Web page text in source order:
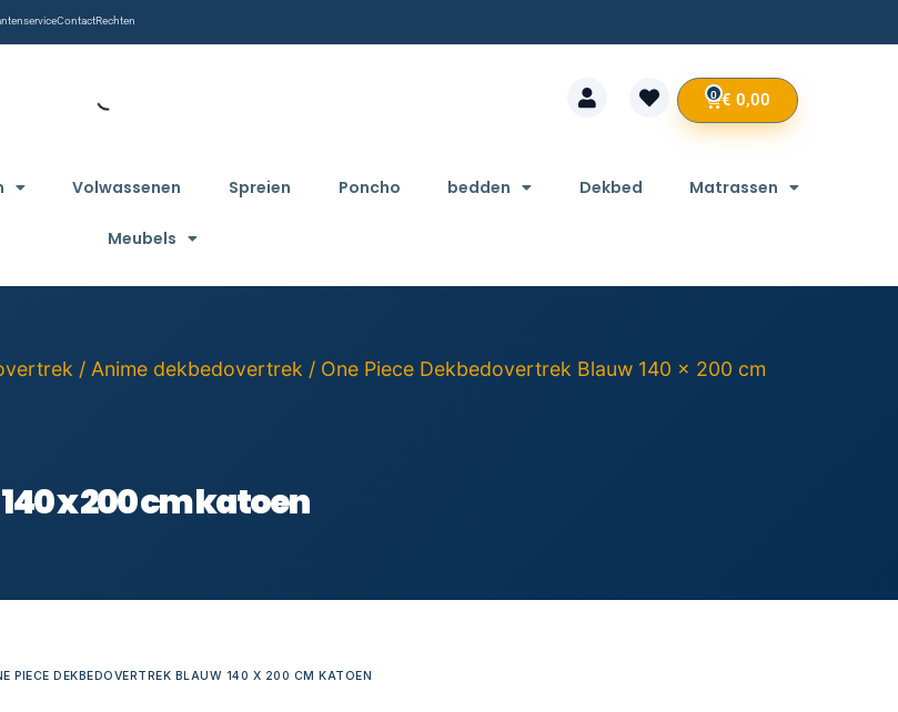
ContactRechten
€ 0,00
0
Volwassenen Spreien Poncho bedden Dekbed Matrassen
Meubels
/ Anime dekbedovertrek / One Piece Dekbedovertrek Blauw 140 x 200 cm
x 200 cm katoen
PIECE DEKBEDOVERTREK BLAUW 140 X 200 CM KATOEN